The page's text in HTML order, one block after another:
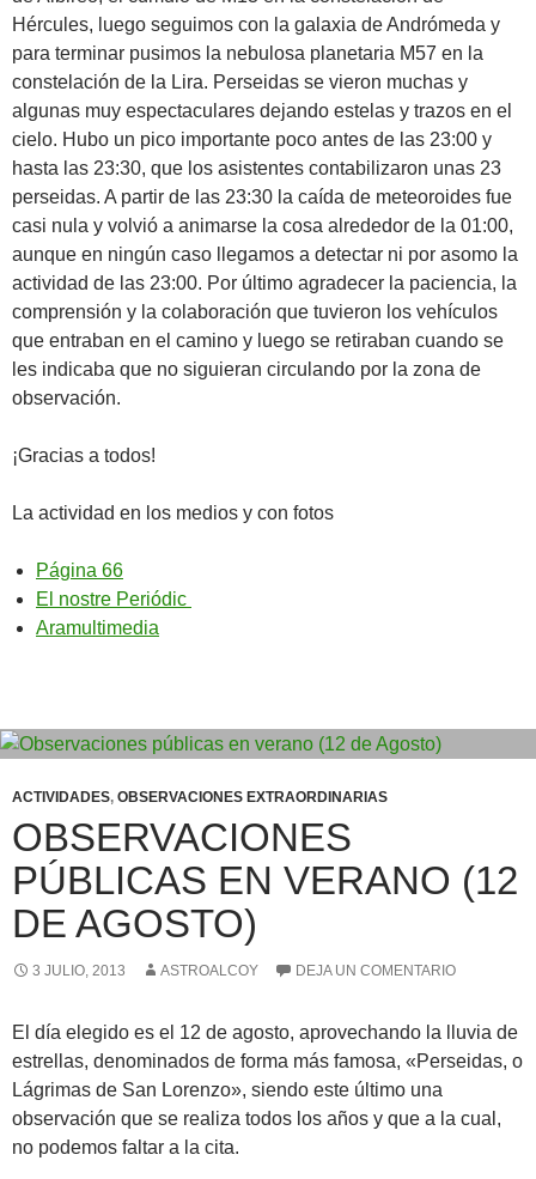
Hércules, luego seguimos con la galaxia de Andrómeda y
para terminar pusimos la nebulosa planetaria M57 en la
constelación de la Lira. Perseidas se vieron muchas y
algunas muy espectaculares dejando estelas y trazos en el
cielo. Hubo un pico importante poco antes de las 23:00 y
hasta las 23:30, que los asistentes contabilizaron unas 23
perseidas. A partir de las 23:30 la caída de meteoroides fue
casi nula y volvió a animarse la cosa alrededor de la 01:00,
aunque en ningún caso llegamos a detectar ni por asomo la
actividad de las 23:00. Por último agradecer la paciencia, la
comprensión y la colaboración que tuvieron los vehículos
que entraban en el camino y luego se retiraban cuando se
les indicaba que no siguieran circulando por la zona de
observación.
¡Gracias a todos!
La actividad en los medios y con fotos
Página 66
El nostre Periódic
Aramultimedia
ACTIVIDADES, OBSERVACIONES EXTRAORDINARIAS
OBSERVACIONES
PÚBLICAS EN VERANO (12
DE AGOSTO)
3 JULIO, 2013 ASTROALCOY DEJA UN COMENTARIO
El día elegido es el 12 de agosto, aprovechando la lluvia de
estrellas, denominados de forma más famosa, «Perseidas, o
Lágrimas de San Lorenzo», siendo este último una
observación que se realiza todos los años y que a la cual,
no podemos faltar a la cita.